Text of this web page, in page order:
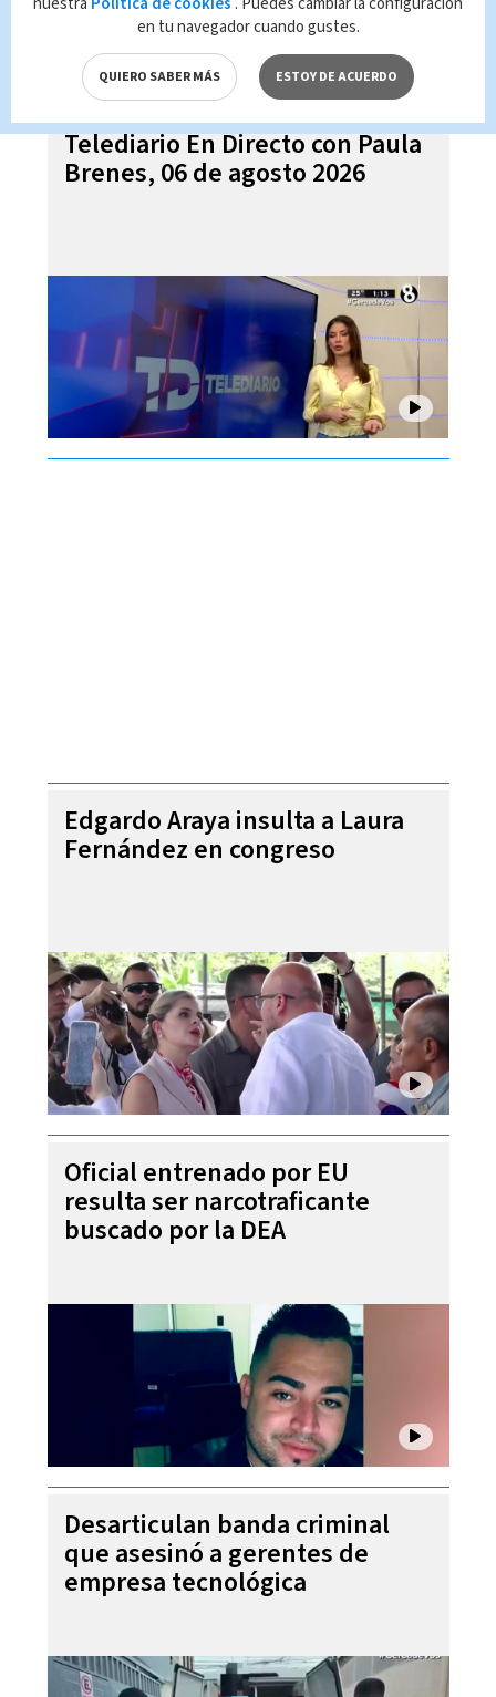
Telediario En Directo con Paula
Brenes, 06 de agosto 2026
Edgardo Araya insulta a Laura
Fernández en congreso
Oficial entrenado por EU
resulta ser narcotraficante
buscado por la DEA
Desarticulan banda criminal
que asesinó a gerentes de
empresa tecnológica
en tu navegador cuando gustes.
QUIERO SABER MÁS ESTOY DE ACUERDO